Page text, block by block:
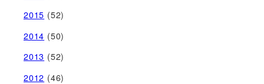
2015 (52)
2014 (50)
2013 (52)
2012 (46)